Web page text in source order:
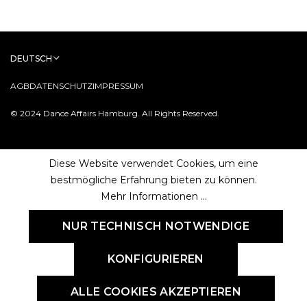
© 2024 Dance Affairs Hamburg. All Rights Reserved.
AGBDATENSCHUTZIMPRESSUM
DEUTSCH
Diese Website verwendet Cookies, um eine
bestmögliche Erfahrung bieten zu können.
Mehr Informationen ...
NUR TECHNISCH NOTWENDIGE
KONFIGURIEREN
ALLE COOKIES AKZEPTIEREN